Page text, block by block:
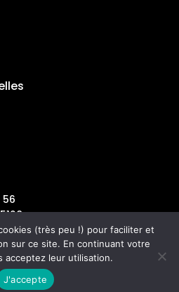
56
(très peu !) pour faciliter et
sur ce site. En continuant votre
acceptez leur utilisation.
J'accepte